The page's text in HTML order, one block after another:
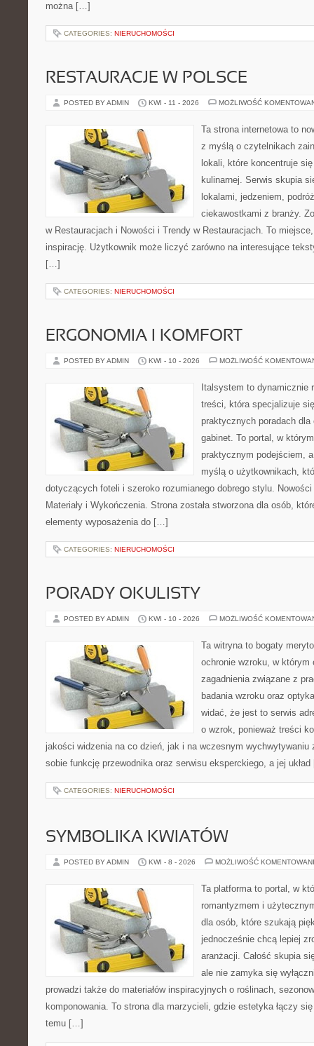
można […]
CATEGORIES: NIERUCHOMOŚCI
RESTAURACJE W POLSCE
POSTED BY ADMIN KWI - 11 - 2026 MOŻLIWOŚĆ
Ta strona internetowa to
z myślą o czytelnikach
lokali, które koncentruje
kulinarnej. Serwis skupia
lokalami, jedzeniem,
ciekawostkami z branży.
w Restauracjach i Nowości i Trendy w Restauracjach. To
inspirację. Użytkownik może liczyć zarówno na interesujące
[…]
CATEGORIES: NIERUCHOMOŚCI
ERGONOMIA I KOMFORT
POSTED BY ADMIN KWI - 10 - 2026 MOŻLIWOŚĆ
Italsystem to dynamicznie
treści, która specjalizuje
praktycznych poradach
gabinet. To portal, w
praktycznym podejściem,
myślą o użytkownikach,
dotyczących foteli i szeroko rozumianego dobrego stylu.
Materiały i Wykończenia. Strona została stworzona dla osób,
elementy wyposażenia do […]
CATEGORIES: NIERUCHOMOŚCI
PORADY OKULISTY
POSTED BY ADMIN KWI - 10 - 2026 MOŻLIWOŚĆ
Ta witryna to bogaty
ochronie wzroku, w
zagadnienia związane z
badania wzroku oraz
widać, że jest to serwis
o wzrok, ponieważ treści
jakości widzenia na co dzień, jak i na wczesnym wychwytywaniu
sobie funkcję przewodnika oraz serwisu eksperckiego, a jej
CATEGORIES: NIERUCHOMOŚCI
SYMBOLIKA KWIATÓW
POSTED BY ADMIN KWI - 8 - 2026 MOŻLIWOŚĆ
Ta platforma to portal, w
romantyzmem i
dla osób, które szukają
jednocześnie chcą lepiej
aranżacji. Całość skupia
ale nie zamyka się
prowadzi także do materiałów inspiracyjnych o roślinach,
komponowania. To strona dla marzycieli, gdzie estetyka łączy
temu […]